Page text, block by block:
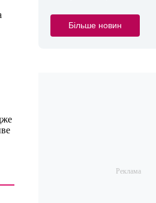
Більше новин